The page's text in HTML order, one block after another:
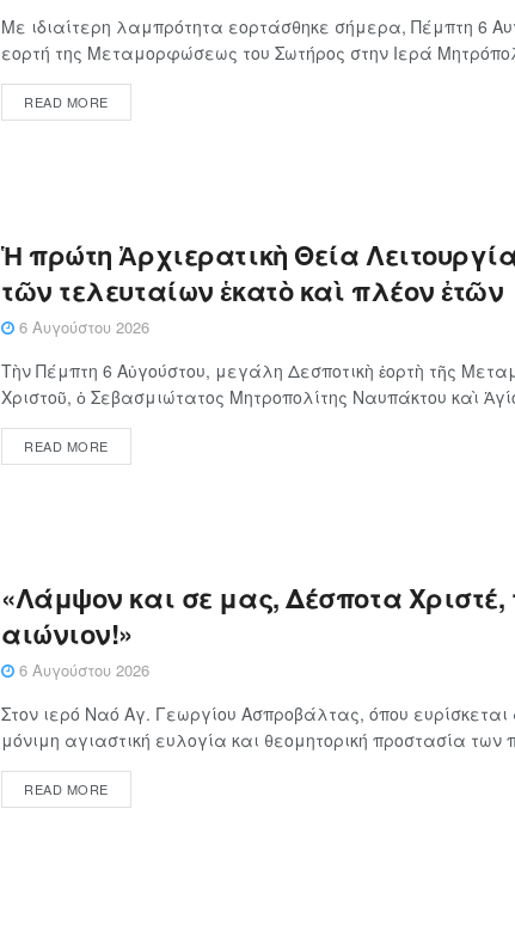
Με ιδιαίτερη λαμπρότητα εορτάσθηκε σήμερα, Πέμπτη 6
εορτή της Μεταμορφώσεως του Σωτήρος στην Ιερά
READ MORE
Ἡ πρώτη Ἀρχιερατικὴ Θεία
τῶν τελευταίων ἑκατὸ καὶ πλέον ἐτῶν
6 Αυγούστου 2026
Τὴν Πέμπτη 6 Αὐγούστου, μεγάλη Δεσποτικὴ ἑορτὴ τῆς
Χριστοῦ, ὁ Σεβασμιώτατος Μητροπολίτης Ναυπάκτου καὶ
READ MORE
«Λάμψον και σε μας, Δέσποτα Χριστέ,
αιώνιον!»
6 Αυγούστου 2026
Στον ιερό Ναό Αγ. Γεωργίου Ασπροβάλτας, όπου
μόνιμη αγιαστική ευλογία και θεομητορική προστασία των
READ MORE